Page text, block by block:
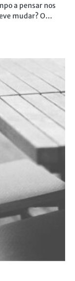
a pensar nos
mudar? O…